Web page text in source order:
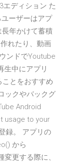
ディション た
ーザーはアプ
年かけて蓄積
れたり、動画
ンドでYoutube
生中にアプリ
とをおすすめ
ックやバックグ
Android
usage to your
録。 アプリの
から
更する際に、